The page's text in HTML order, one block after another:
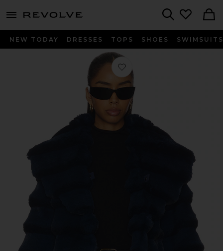
menu - shows more content
NEW TODAY DRESSES TOPS SHOES SWIMSUITS
Favorito CHAQUETA CHINCHILLA